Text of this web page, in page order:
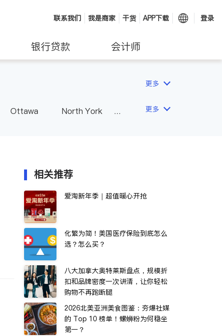
联系我们 我是商家 干货 APP下载 登录
银行贷款 会计师
更多
Ottawa
North York
更多
相关推荐
爱淘新年季｜超值暖心开抢
化繁为简！美国医疗保险到底怎么
选？怎么买？
八大加拿大奥特莱斯盘点，规模折
扣和品牌密度一次讲清，让你轻松
购物不再跑断腿
2026北美亚洲美食图鉴：夯爆社媒
的 Top 10 榜单！螺蛳粉为何稳坐
第一？